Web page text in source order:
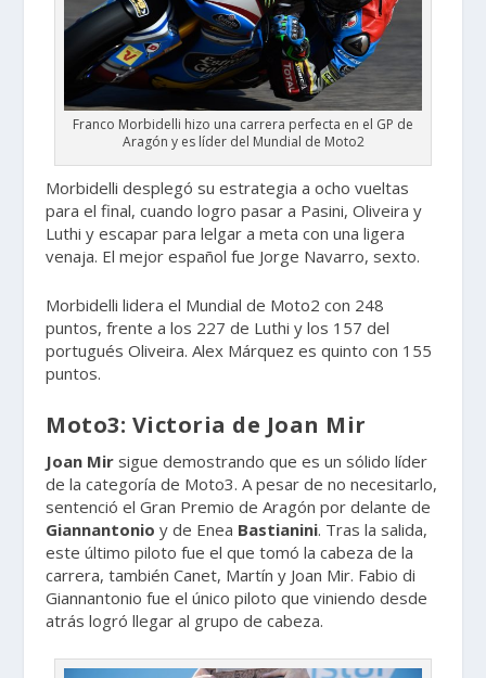
Franco Morbidelli hizo una carrera perfecta en el GP de
Aragón y es líder del Mundial de Moto2
Morbidelli desplegó su estrategia a ocho vueltas
para el final, cuando logro pasar a Pasini, Oliveira y
Luthi y escapar para lelgar a meta con una ligera
venaja. El mejor español fue Jorge Navarro, sexto.
Morbidelli lidera el Mundial de Moto2 con 248
puntos, frente a los 227 de Luthi y los 157 del
portugués Oliveira. Alex Márquez es quinto con 155
puntos.
Moto3: Victoria de Joan Mir
Joan Mir sigue demostrando que es un sólido líder
de la categoría de Moto3. A pesar de no necesitarlo,
sentenció el Gran Premio de Aragón por delante de
Giannantonio y de Enea Bastianini. Tras la salida,
este último piloto fue el que tomó la cabeza de la
carrera, también Canet, Martín y Joan Mir. Fabio di
Giannantonio fue el único piloto que viniendo desde
atrás logró llegar al grupo de cabeza.